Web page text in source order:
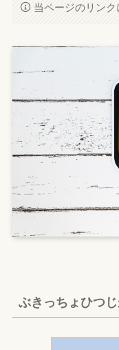
当ページのリンク
ぶきっちょひつ